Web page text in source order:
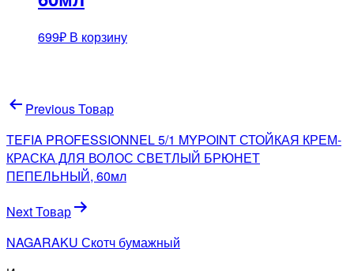
699₽ В корзину
Навигация
по
записям
Previous Товар
TEFIA PROFESSIONNEL 5/1 MYPOINT СТОЙКАЯ КРЕМ-
КРАСКА ДЛЯ ВОЛОС СВЕТЛЫЙ БРЮНЕТ
ПЕПЕЛЬНЫЙ, 60мл
Next Товар
NAGARAKU Скотч бумажный